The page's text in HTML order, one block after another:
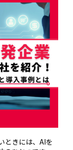
ときには、AIを